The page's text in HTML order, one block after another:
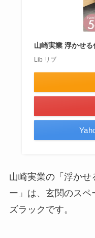
山崎実業 浮かせ
Lib リブ
山崎実業の「浮かせ
ー」は、玄関のス
ズラックです。